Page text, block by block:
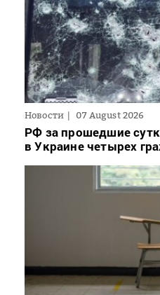
Новости 07 August 2026
РФ за прошедшие
в Украине четырех